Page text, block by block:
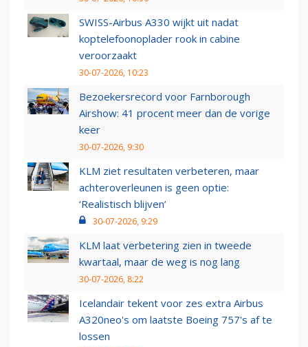
SWISS-Airbus A330 wijkt uit nadat
koptelefoonoplader rook in cabine
veroorzaakt
30-07-2026, 10:23
Bezoekersrecord voor Farnborough
Airshow: 41 procent meer dan de vorige
keer
30-07-2026, 9:30
KLM ziet resultaten verbeteren, maar
achteroverleunen is geen optie:
‘Realistisch blijven’
30-07-2026, 9:29
KLM laat verbetering zien in tweede
kwartaal, maar de weg is nog lang
30-07-2026, 8:22
Icelandair tekent voor zes extra Airbus
A320neo's om laatste Boeing 757's af te
lossen